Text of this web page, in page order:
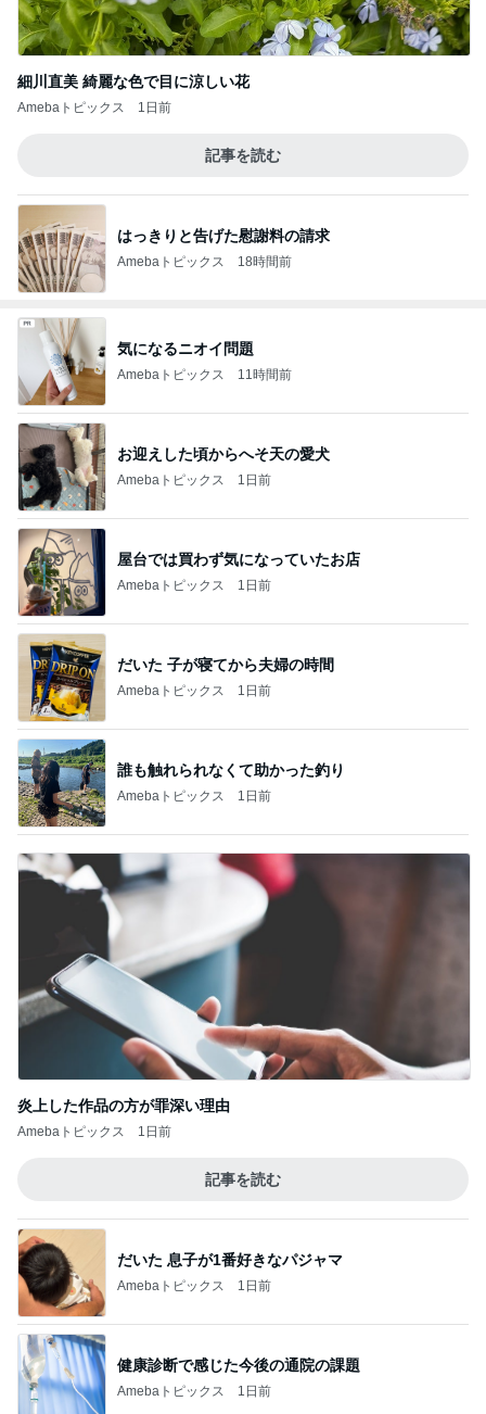
細川直美 綺麗な色で目に涼しい花
Amebaトピックス 1日前
記事を読む
はっきりと告げた慰謝料の請求
Amebaトピックス 18時間前
気になるニオイ問題
Amebaトピックス 11時間前
お迎えした頃からへそ天の愛犬
Amebaトピックス 1日前
屋台では買わず気になっていたお店
Amebaトピックス 1日前
だいた 子が寝てから夫婦の時間
Amebaトピックス 1日前
誰も触れられなくて助かった釣り
Amebaトピックス 1日前
炎上した作品の方が罪深い理由
Amebaトピックス 1日前
記事を読む
だいた 息子が1番好きなパジャマ
Amebaトピックス 1日前
健康診断で感じた今後の通院の課題
Amebaトピックス 1日前